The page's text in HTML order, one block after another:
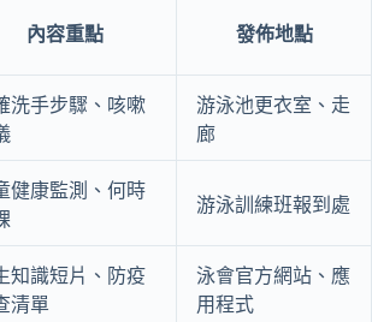
內容重點 發佈地點
洗手步驟、咳嗽
游泳池更衣室、走
廊
健康監測、何時
游泳訓練班報到處
知識短片、防疫
清單
泳會官方網站、應
用程式